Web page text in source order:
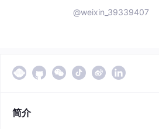
@weixin_39339407
简介